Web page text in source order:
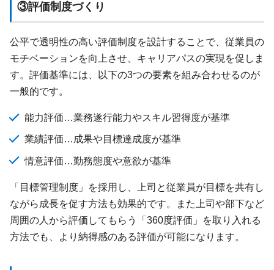
③評価制度づくり
公平で透明性の高い評価制度を設計することで、従業員の
モチベーションを向上させ、キャリアパスの実現を促しま
す。評価基準には、以下の3つの要素を組み合わせるのが
一般的です。
能力評価…業務遂行能力やスキル習得度が基準
業績評価…成果や目標達成度が基準
情意評価…勤務態度や意欲が基準
「目標管理制度」を採用し、上司と従業員が目標を共有し
ながら成長を促す方法も効果的です。また上司や部下など
周囲の人から評価してもらう「360度評価」を取り入れる
方法でも、より納得感のある評価が可能になります。